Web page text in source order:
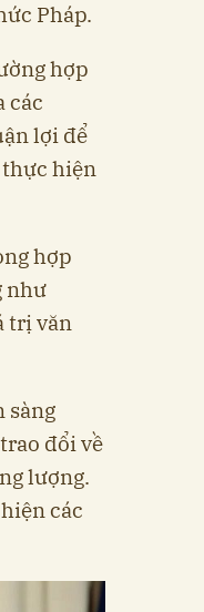
Pháp.
hợp
các
lợi để
thực hiện
hợp
như
trị văn
sàng
đổi về
lượng.
các